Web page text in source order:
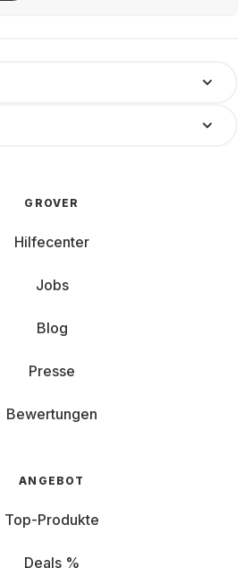
GROVER
Hilfecenter
Jobs
Blog
Presse
Bewertungen
ANGEBOT
Top-Produkte
Deals %